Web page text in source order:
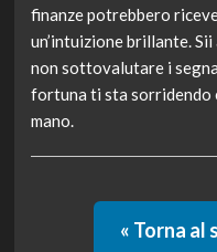
finanze potrebbero
un’intuizione brillante.
non sottovalutare i
fortuna ti sta sorridendo
mano.
« Torna al